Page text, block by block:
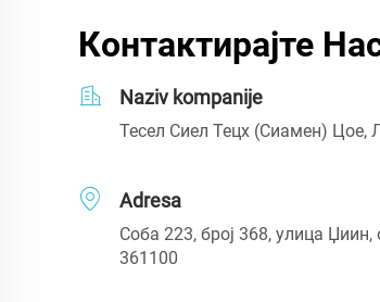
Контактирајте
Naziv kompanije
Тесел Сиел Тецх (Сиамен) Цое,
Adresa
Соба 223, број 368, улица
361100